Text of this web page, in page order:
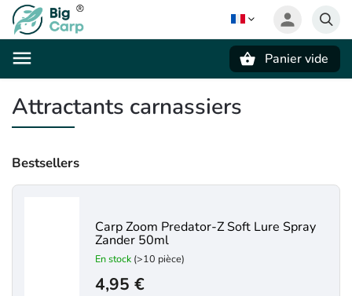
Panier vide
Attractants carnassiers
Bestsellers
Carp Zoom Predator-Z Soft Lure Spray
Zander 50ml
En stock (>10 pièce)
4,95 €